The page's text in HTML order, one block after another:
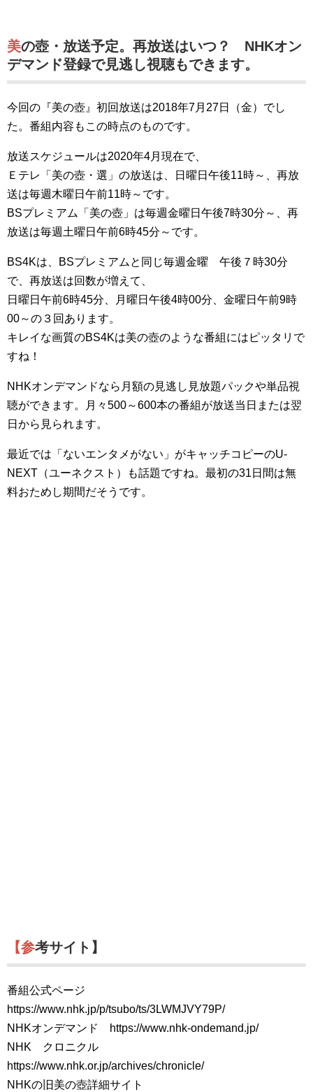
美の壺・放送予定。再放送はいつ？ NHKオン
デマンド登録で見逃し視聴もできます。
今回の『美の壺』初回放送は2018年7月27日（金）でし
た。番組内容もこの時点のものです。
放送スケジュールは2020年4月現在で、
Ｅテレ「美の壺・選」の放送は、日曜日午後11時～、再放
送は毎週木曜日午前11時～です。
BSプレミアム「美の壺」は毎週金曜日午後7時30分～、再
放送は毎週土曜日午前6時45分～です。
BS4Kは、BSプレミアムと同じ毎週金曜 午後７時30分
で、再放送は回数が増えて、
日曜日午前6時45分、月曜日午後4時00分、金曜日午前9時
00～の３回あります。
キレイな画質のBS4Kは美の壺のような番組にはピッタリで
すね！
NHKオンデマンドなら月額の見逃し見放題パックや単品視
聴ができます。月々500～600本の番組が放送当日または翌
日から見られます。
最近では「ないエンタメがない」がキャッチコピーのU-
NEXT（ユーネクスト）も話題ですね。最初の31日間は無
料おためし期間だそうです。
【参考サイト】
番組公式ページ
https://www.nhk.jp/p/tsubo/ts/3LWMJVY79P/
NHKオンデマンド https://www.nhk-ondemand.jp/
NHK クロニクル
https://www.nhk.or.jp/archives/chronicle/
NHKの旧美の壺詳細サイト